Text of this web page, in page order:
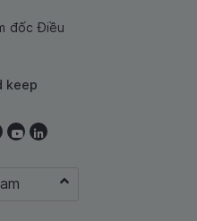
đốc Điều
keep